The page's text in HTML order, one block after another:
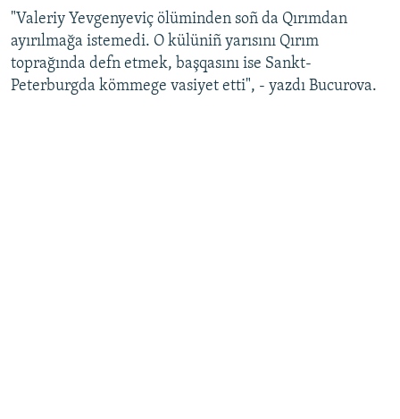
"Valeriy Yevgenyeviç ölüminden soñ da Qırımdan
ayırılmağa istemedi. O külüniñ yarısını Qırım
toprağında defn etmek, başqasını ise Sankt-
Peterburgda kömmege vasiyet etti", - yazdı Bucurova.